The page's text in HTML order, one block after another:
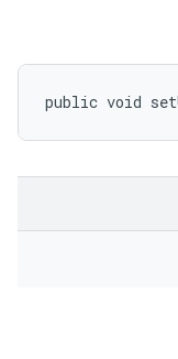
public void